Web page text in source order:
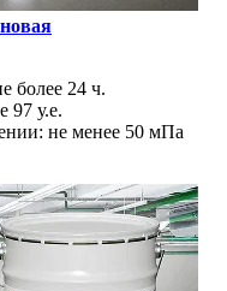
более 24 ч.
97 у.е.
не менее 50 мПа